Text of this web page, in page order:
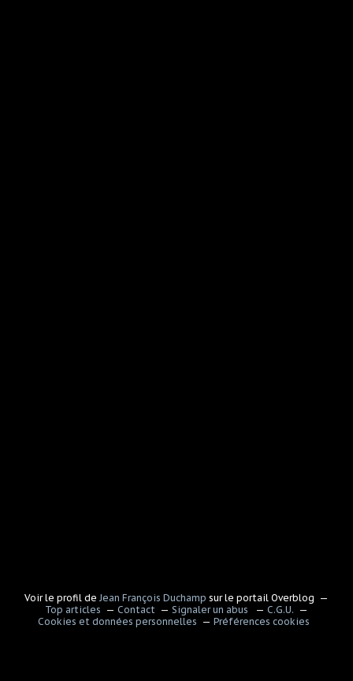
Voir le profil de Jean François Duchamp sur le portail Overblog
Top articles
Contact Signaler un abus
C.G.U.
Cookies et données personnelles
Préférences cookies